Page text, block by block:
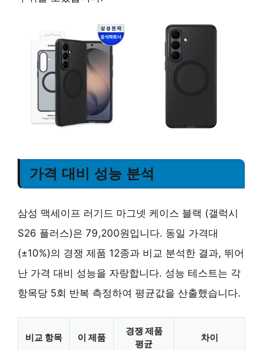
가격 대비 성능 분석
삼성 맥세이프 러기드 마그넷 케이스 블랙 (갤럭시
S26 플러스)은 79,200원입니다. 동일 가격대
(±10%)의 경쟁 제품 12종과 비교 분석한 결과, 뛰어
난 가격 대비 성능을 자랑합니다. 성능 테스트는 각
항목당 5회 반복 측정하여 평균값을 산출했습니다.
비교 항목 이 제품
경쟁 제품
평균
차이